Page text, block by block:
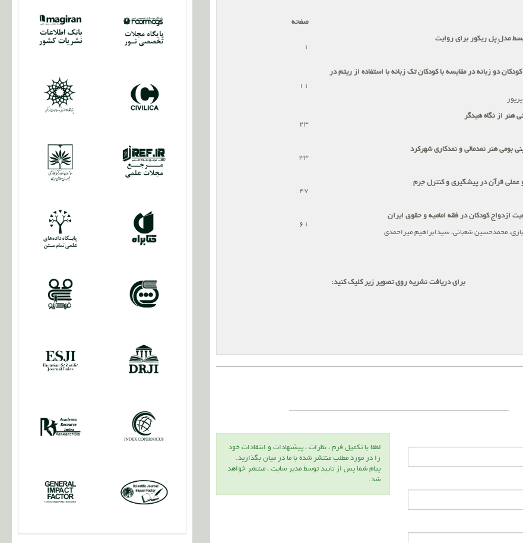
صفحه
مدلِ پل ریکور برای روایت
1
دو زبانه در مقایسه با کودکان تک زبانه با استفاده از ریتم در
11
هنر از نگاه هیدگر
23
بومی هنر نمدمالی و نمدکاری شهرکرد
33
عملی قرآن در پیشگیری و کنترل جرم
47
ازدواج کودکان در فقه امامیه و حقوق ایران
61
محمدحسین شعبانی، سیدابراهیم میراحمدی
برای دریافت نشریه روی تصویر زیر کلیک کنید:
لطفا با تكميل فرم ، نظرات ، پيشنهادات و انتقادات خود
را در مورد مطلب منتشر شده با ما در ميان بگذاريد.
پيام شما پس از تاييد توسط مدير سايت ، منتشر خواهد
شد.